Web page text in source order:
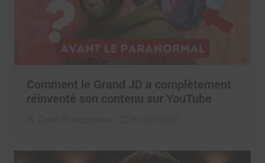
Comment le Grand JD a complètement
réinventé son contenu sur YouTube